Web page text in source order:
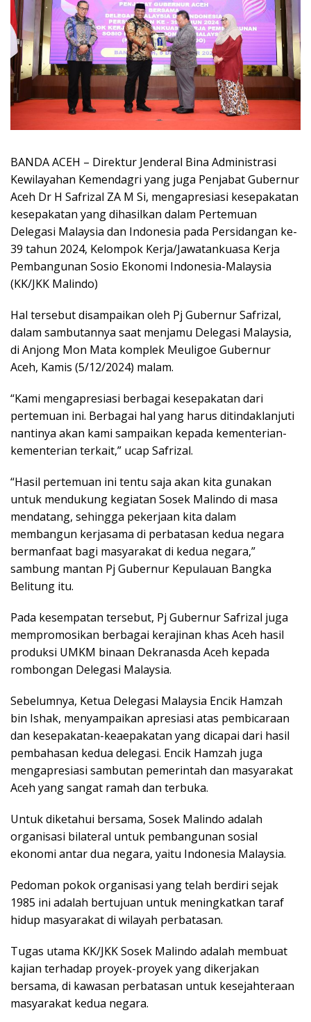
BANDA ACEH – Direktur Jenderal Bina Administrasi
Kewilayahan Kemendagri yang juga Penjabat Gubernur
Aceh Dr H Safrizal ZA M Si, mengapresiasi kesepakatan
kesepakatan yang dihasilkan dalam Pertemuan
Delegasi Malaysia dan Indonesia pada Persidangan ke-
39 tahun 2024, Kelompok Kerja/Jawatankuasa Kerja
Pembangunan Sosio Ekonomi Indonesia-Malaysia
(KK/JKK Malindo)
Hal tersebut disampaikan oleh Pj Gubernur Safrizal,
dalam sambutannya saat menjamu Delegasi Malaysia,
di Anjong Mon Mata komplek Meuligoe Gubernur
Aceh, Kamis (5/12/2024) malam.
“Kami mengapresiasi berbagai kesepakatan dari
pertemuan ini. Berbagai hal yang harus ditindaklanjuti
nantinya akan kami sampaikan kepada kementerian-
kementerian terkait,” ucap Safrizal.
“Hasil pertemuan ini tentu saja akan kita gunakan
untuk mendukung kegiatan Sosek Malindo di masa
mendatang, sehingga pekerjaan kita dalam
membangun kerjasama di perbatasan kedua negara
bermanfaat bagi masyarakat di kedua negara,”
sambung mantan Pj Gubernur Kepulauan Bangka
Belitung itu.
Pada kesempatan tersebut, Pj Gubernur Safrizal juga
mempromosikan berbagai kerajinan khas Aceh hasil
produksi UMKM binaan Dekranasda Aceh kepada
rombongan Delegasi Malaysia.
Sebelumnya, Ketua Delegasi Malaysia Encik Hamzah
bin Ishak, menyampaikan apresiasi atas pembicaraan
dan kesepakatan-keaepakatan yang dicapai dari hasil
pembahasan kedua delegasi. Encik Hamzah juga
mengapresiasi sambutan pemerintah dan masyarakat
Aceh yang sangat ramah dan terbuka.
Untuk diketahui bersama, Sosek Malindo adalah
organisasi bilateral untuk pembangunan sosial
ekonomi antar dua negara, yaitu Indonesia Malaysia.
Pedoman pokok organisasi yang telah berdiri sejak
1985 ini adalah bertujuan untuk meningkatkan taraf
hidup masyarakat di wilayah perbatasan.
Tugas utama KK/JKK Sosek Malindo adalah membuat
kajian terhadap proyek-proyek yang dikerjakan
bersama, di kawasan perbatasan untuk kesejahteraan
masyarakat kedua negara.